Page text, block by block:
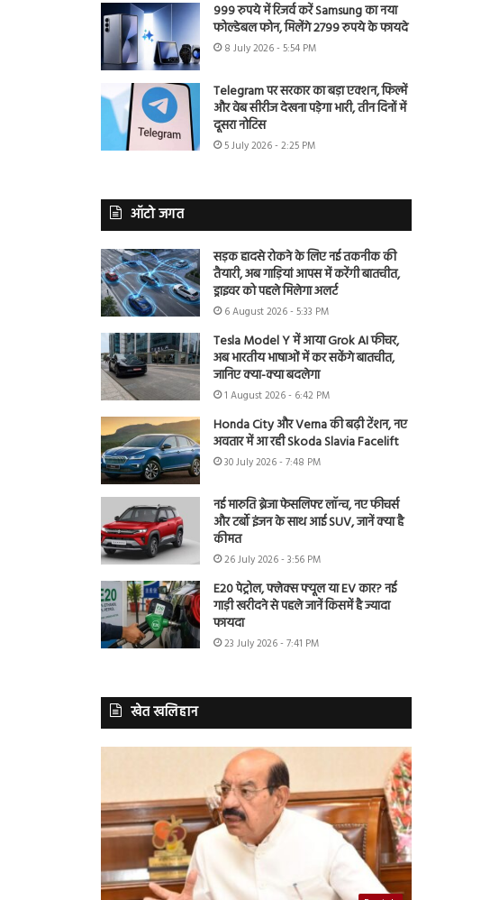
999 रुपये में रिजर्व करें Samsung का नया
फोल्डेबल फोन, मिलेंगे 2799 रुपये के फायदे
8 July 2026 - 5:54 PM
Telegram पर सरकार का बड़ा एक्शन, फिल्में
और वेब सीरीज देखना पड़ेगा भारी, तीन दिनों में
दूसरा नोटिस
5 July 2026 - 2:25 PM
ऑटो जगत
सड़क हादसे रोकने के लिए नई तकनीक की
तैयारी, अब गाड़ियां आपस में करेंगी बातचीत,
ड्राइवर को पहले मिलेगा अलर्ट
6 August 2026 - 5:33 PM
Tesla Model Y में आया Grok AI फीचर,
अब भारतीय भाषाओं में कर सकेंगे बातचीत,
जानिए क्या-क्या बदलेगा
1 August 2026 - 6:42 PM
Honda City और Verna की बढ़ी टेंशन, नए
अवतार में आ रही Skoda Slavia Facelift
30 July 2026 - 7:48 PM
नई मारुति ब्रेजा फेसलिफ्ट लॉन्च, नए फीचर्स
और टर्बो इंजन के साथ आई SUV, जानें क्या है
कीमत
26 July 2026 - 3:56 PM
E20 पेट्रोल, फ्लेक्स फ्यूल या EV कार? नई
गाड़ी खरीदने से पहले जानें किसमें है ज्यादा
फायदा
23 July 2026 - 7:41 PM
खेत खलिहान